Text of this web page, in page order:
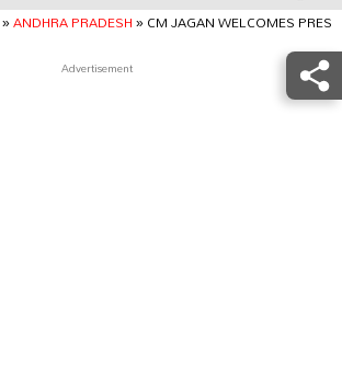
»ANDHRA PRADESH»CM JAGAN WELCOMES